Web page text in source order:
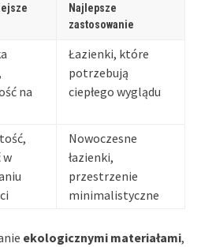
Najlepsze
zastosowanie
na
Łazienki, które
potrzebują
ciepłego wyglądu
w
Nowoczesne
łazienki,
przestrzenie
minimalistyczne
ekologicznymi materiałami,